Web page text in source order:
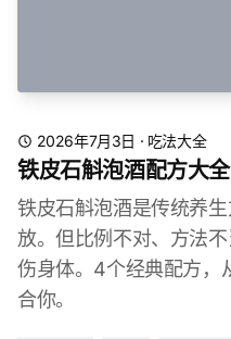
2026年7月3日 · 吃法大全
铁皮石斛泡酒配方大
铁皮石斛泡酒是传统养
放。但比例不对、方法
伤身体。4个经典配方，
合你。